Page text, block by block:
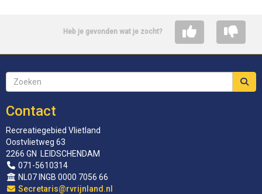
Heb je gevonden wat je zocht?
Contact
Recreatiegebied Vlietland
Oostvlietweg 63
2266 GN LEIDSCHENDAM
071-5610314
NL07 INGB 0000 7056 66
siraterceS@rvrijnland.nl